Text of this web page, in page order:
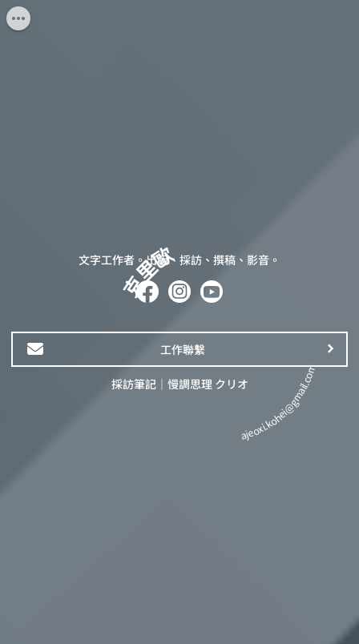
克里歐
ajeoxi.kohei@gmail.com
文字工作者。出版、採訪、撰稿、影音。
工作聯繫
採訪筆記｜慢調思理 クリオ